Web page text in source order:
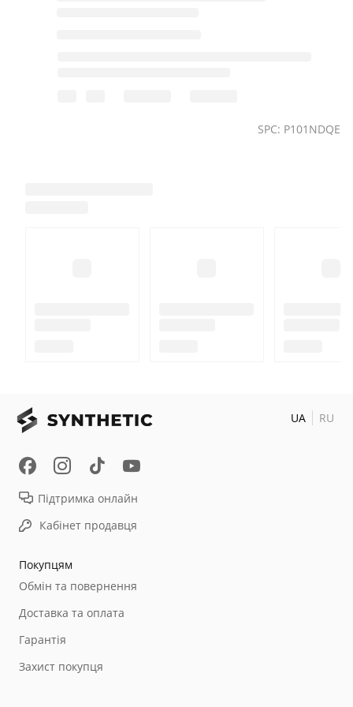
SPC: P101NDQE
Покупцям
Обмін та повернення
Доставка та оплата
Гарантія
Захист покупця
Підтримка онлайн
Кабінет продавця
UA RU